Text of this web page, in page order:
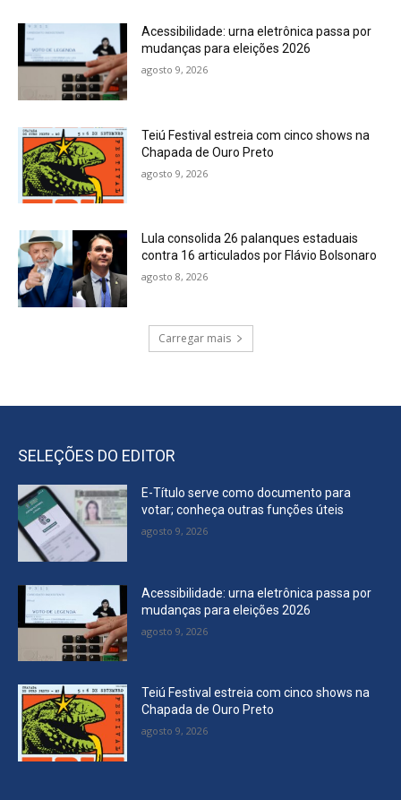
Acessibilidade: urna eletrônica passa por
mudanças para eleições 2026
agosto 9, 2026
Teiú Festival estreia com cinco shows na
Chapada de Ouro Preto
agosto 9, 2026
Lula consolida 26 palanques estaduais
contra 16 articulados por Flávio Bolsonaro
agosto 8, 2026
Carregar mais
SELEÇÕES DO EDITOR
E-Título serve como documento para
votar; conheça outras funções úteis
agosto 9, 2026
Acessibilidade: urna eletrônica passa por
mudanças para eleições 2026
agosto 9, 2026
Teiú Festival estreia com cinco shows na
Chapada de Ouro Preto
agosto 9, 2026